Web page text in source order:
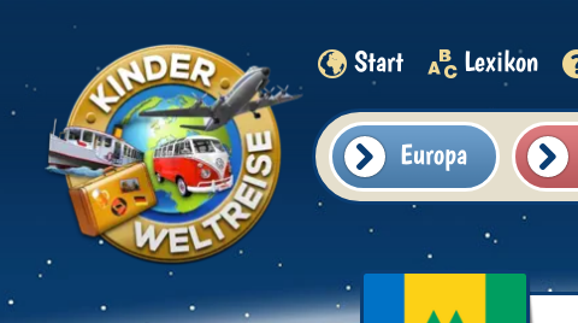
Start Lexikon
Europa